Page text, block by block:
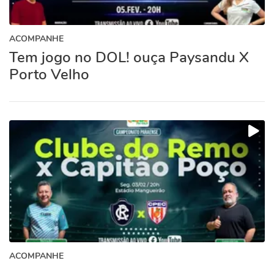
ACOMPANHE
Tem jogo no DOL! ouça Paysandu X
Porto Velho
ACOMPANHE